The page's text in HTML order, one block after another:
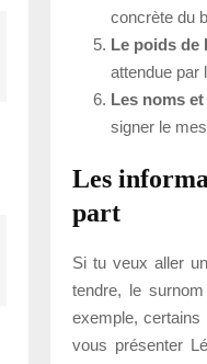
concrète du
Le poids de
attendue par
Les noms
signer le
Les
part
Si tu veux aller
tendre, le
exemple,
vous présenter